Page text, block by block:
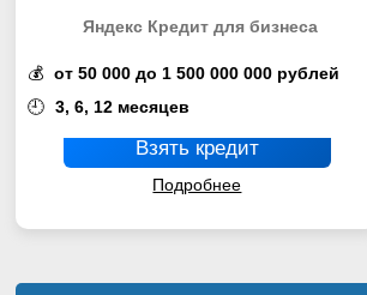
Яндекс Кредит для бизнеса
💰 от 50 000 до 1 500 000 000 рублей
🕘 3, 6, 12 месяцев
Взять кредит
Подробнее